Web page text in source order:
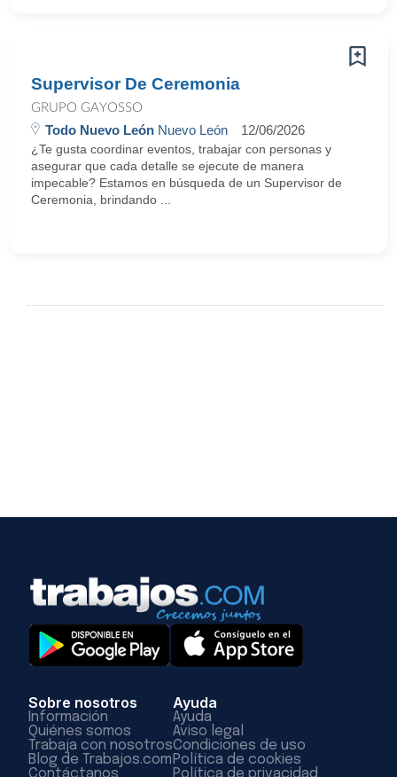
Supervisor De Ceremonia
GRUPO GAYOSSO
Todo Nuevo León Nuevo León 12/06/2026
¿Te gusta coordinar eventos, trabajar con personas y
asegurar que cada detalle se ejecute de manera
impecable? Estamos en búsqueda de un Supervisor de
Ceremonia, brindando ...
Sobre nosotros
Información
Quiénes somos
Trabaja con nosotros
Blog de Trabajos.com
Contáctanos
Ayuda
Ayuda
Aviso legal
Condiciones de uso
Política de cookies
Política de privacidad